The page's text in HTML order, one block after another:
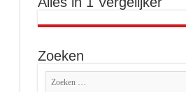
Zoeken